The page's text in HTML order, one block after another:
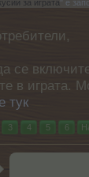
за играта " е
се
в играта.
тук
3 4 5 6